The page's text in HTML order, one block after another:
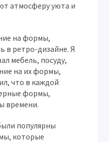
атмосферу уюта и
на формы,
в ретро-дизайне. Я
мебель, посуду,
на их формы,
что в каждой
формы,
времени.
популярны
которые